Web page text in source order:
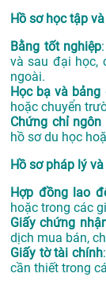
Hồ sơ học tập
Bằng tốt nghiệp
và sau đại học,
ngoài.
Học bạ và bảng
hoặc chuyển
Chứng chỉ ngôn
hồ sơ du học
Hồ sơ pháp lý
Hợp đồng lao
hoặc trong các
Giấy chứng
dịch mua bán,
Giấy tờ tài chính
cần thiết trong